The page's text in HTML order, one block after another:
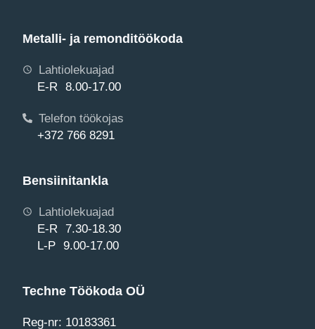
Metalli- ja remonditöökoda
Lahtiolekuajad
E-R 8.00-17.00
Telefon töökojas
+372 766 8291
Bensiinitankla
Lahtiolekuajad
E-R 7.30-18.30
L-P 9.00-17.00
Techne Töökoda OÜ
Reg-nr: 10183361